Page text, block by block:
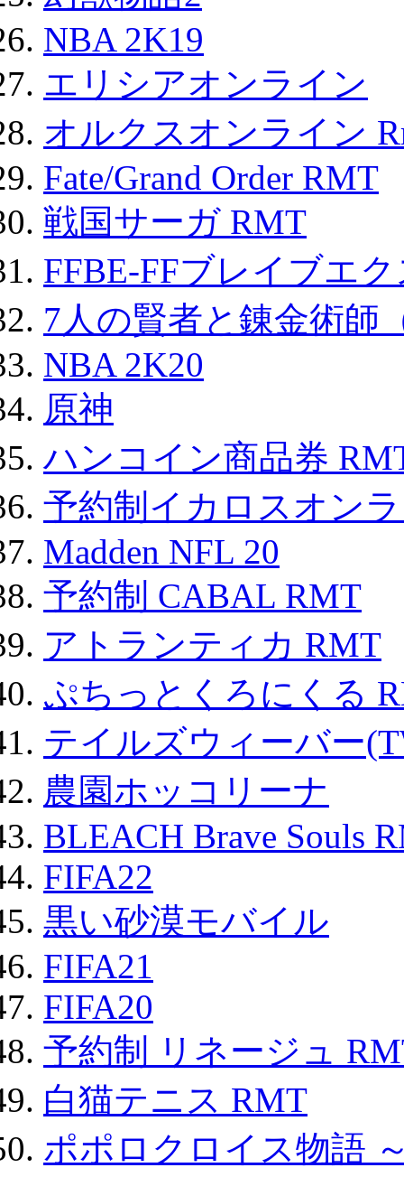
NBA 2K19
エリシアオンライン
オルクスオンライン
Fate/Grand Order RMT
戦国サーガ RMT
FFBE-FFブレイブエ
7人の賢者と錬金術師
NBA 2K20
原神
ハンコイン商品券
予約制イカロスオン
Madden NFL 20
予約制 CABAL RMT
アトランティカ RMT
ぷちっとくろにくる
テイルズウィーバー
農園ホッコリーナ
BLEACH Brave Souls
FIFA22
黒い砂漠モバイル
FIFA21
FIFA20
予約制 リネージュ
白猫テニス RMT
ポポロクロイス物語